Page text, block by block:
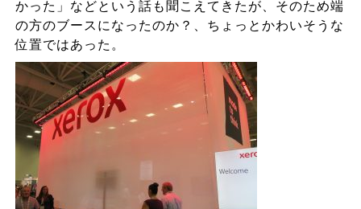
かった」などという話も聞こえてきたが、そのため端
の方のブースになったのか？、ちょっとかわいそうな
位置ではあった。